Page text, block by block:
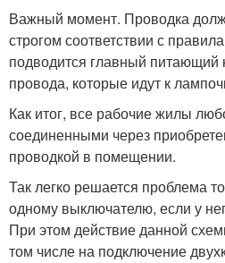
Важный момент. Проводка
строгом соответствии с
подводится главный питающий
провода, которые идут к
Как итог, все рабочие жилы
соединенными через
проводкой в помещении.
Так легко решается проблема
одному выключателю, если у
При этом действие данной
том числе на подключение